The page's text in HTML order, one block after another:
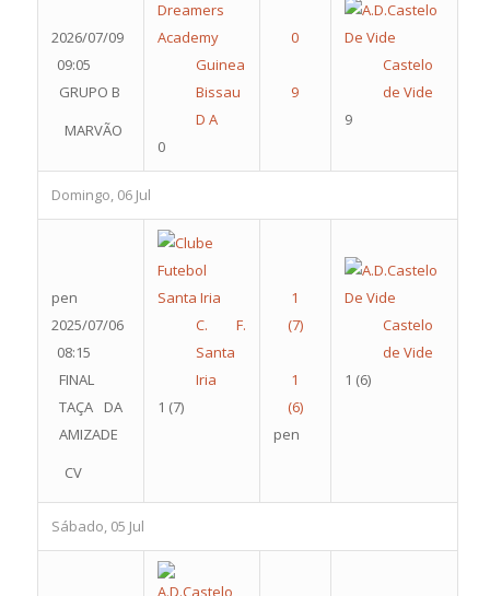
2026/07/09
09:05
GRUPO B
MARVÃO
Guinea
Bissau
D A
0
Castelo
de Vide
9
Domingo, 06 Jul
pen
2025/07/06
08:15
FINAL
TAÇA DA
AMIZADE
CV
C. F.
Santa
Iria
1 (7)
pen
Castelo
de Vide
1 (6)
Sábado, 05 Jul